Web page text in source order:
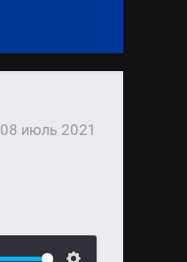
08 июль 2021